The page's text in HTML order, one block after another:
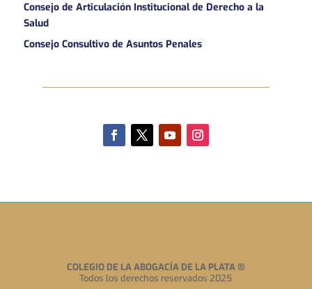
Consejo de Articulación Institucional de Derecho a la
Salud
Consejo Consultivo de Asuntos Penales
COLEGIO DE LA ABOGACÍA DE LA PLATA®
Todos los derechos reservados 2025